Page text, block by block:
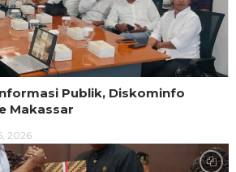
Publik, Diskominfo
Makassar
2026